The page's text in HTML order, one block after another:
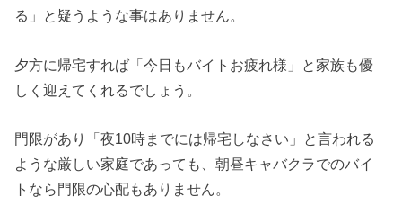
る」と疑うような事はありません。
夕方に帰宅すれば「今日もバイトお疲れ様」と家族も優
しく迎えてくれるでしょう。
門限があり「夜10時までには帰宅しなさい」と言われる
ような厳しい家庭であっても、朝昼キャバクラでのバイ
トなら門限の心配もありません。